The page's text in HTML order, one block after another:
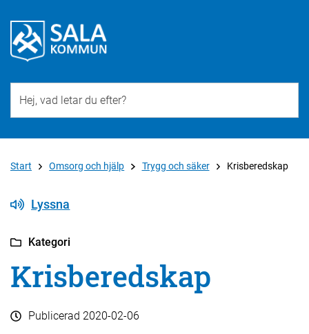
Start Omsorg och hjälp Trygg och säker Krisberedskap
Lyssna
Kategori
Krisberedskap
Publicerad 2020-02-06